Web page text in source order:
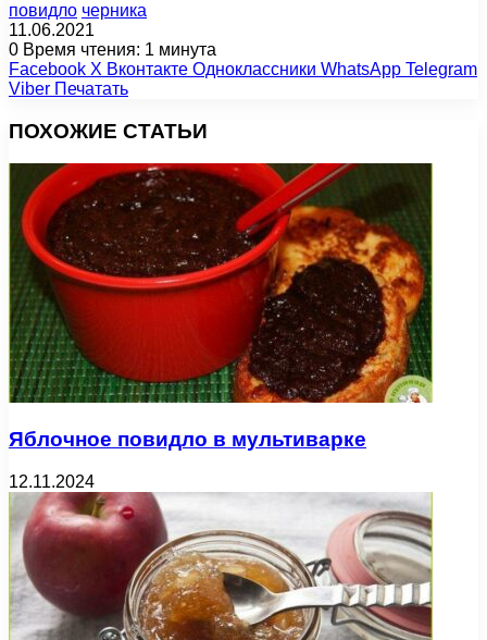
повидло черника
11.06.2021
0 Время чтения: 1 минута
Facebook X Вконтакте Одноклассники WhatsApp Telegram
Viber Печатать
ПОХОЖИЕ СТАТЬИ
Яблочное повидло в мультиварке
12.11.2024